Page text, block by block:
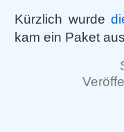
Kürzlich wurde
kam ein Paket